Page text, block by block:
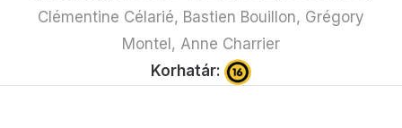
Clémentine Célarié, Bastien Bouillon, Grégory
Montel, Anne Charrier
Korhatár: